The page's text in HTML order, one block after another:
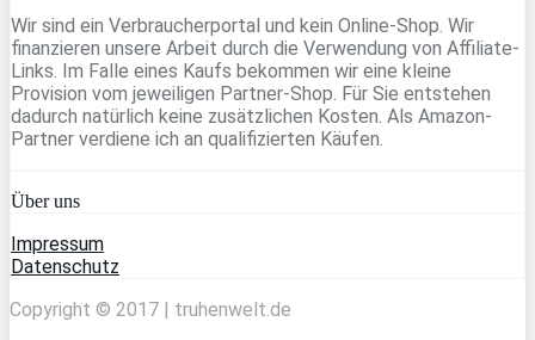
Wir sind ein Verbraucherportal und kein Online-Shop. Wir
finanzieren unsere Arbeit durch die Verwendung von Affiliate-
Links. Im Falle eines Kaufs bekommen wir eine kleine
Provision vom jeweiligen Partner-Shop. Für Sie entstehen
dadurch natürlich keine zusätzlichen Kosten. Als Amazon-
Partner verdiene ich an qualifizierten Käufen.
Über uns
Impressum
Datenschutz
Copyright © 2017 | truhenwelt.de